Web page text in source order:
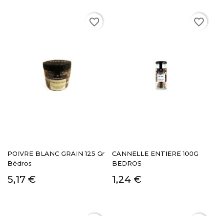
POIVRE BLANC GRAIN 125 Gr
Bédros
5,17 €
favorite_border
CANNELLE ENTIERE 100G
BEDROS
1,24 €
favorite_border